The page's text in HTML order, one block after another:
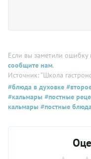
Если вы заметили ошибку
сообщите нам.
Источник: "Школа
#блюда в духовке
#кальмары #постные
кальмары #постные